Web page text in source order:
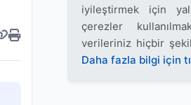
iyileştirmek için
çerezler
verileriniz hiçbir
Daha fazla bilgi için